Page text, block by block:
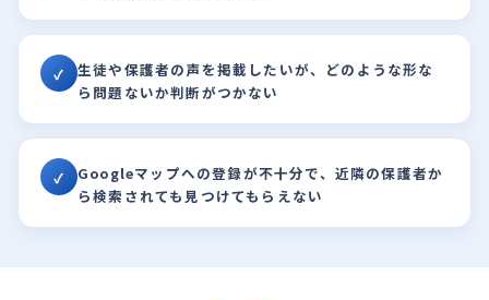
✓
生徒や保護者の声を掲載したいが、どのような形な
ら問題ないか判断がつかない
✓
Googleマップへの登録が不十分で、近隣の保護者か
ら検索されても見つけてもらえない